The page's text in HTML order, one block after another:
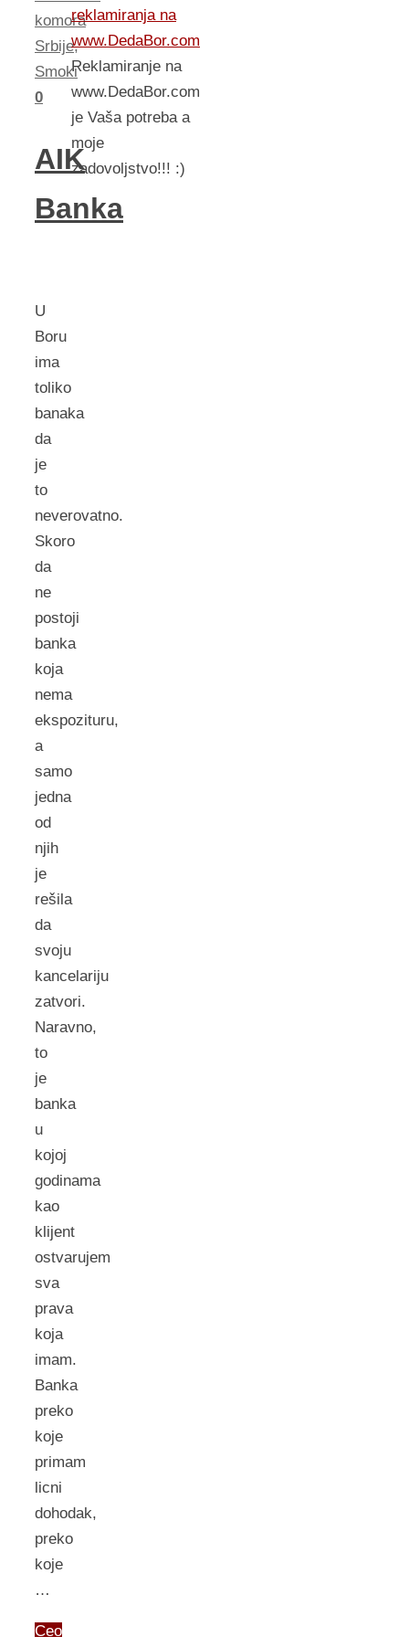
komora
Srbije,
Smoki
0
AIK
Banka
U
Boru
ima
toliko
banaka
da
je
to
neverovatno.
Skoro
da
ne
postoji
banka
koja
nema
ekspozituru,
a
samo
jedna
od
njih
je
rešila
da
svoju
kancelariju
zatvori.
Naravno,
to
je
banka
u
kojoj
godinama
kao
klijent
ostvarujem
sva
prava
koja
imam.
Banka
preko
koje
primam
licni
dohodak,
preko
koje
…
Ceo
reklamiranja na
www.DedaBor.com
Reklamiranje na
www.DedaBor.com
je Vaša potreba a
moje
zadovoljstvo!!! :)